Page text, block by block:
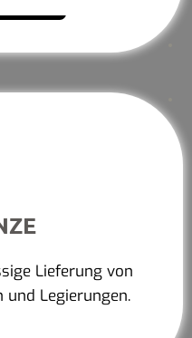
Lieferung von
und Legierungen.